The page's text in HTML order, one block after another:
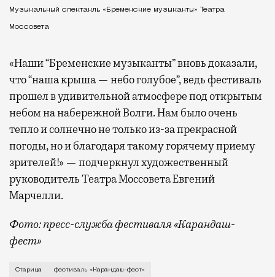
Музыкальный спектакль «Бременские музыканты» Театра
Моссовета
«Наши “Бременские музыканты” вновь доказали,
что “наша крыша — небо голубое”, ведь фестиваль
прошел в удивительной атмосфере под открытым
небом на набережной Волги. Нам было очень
тепло и солнечно не только из-за прекрасной
погоды, но и благодаря такому горячему приему
зрителей!» — подчеркнул художественный
руководитель Театра Моссовета Евгений
Марчелли.
Фото: пресс-служба фестиваля «Карандаш-
фест»
В минувший уикенд маленькая Старица в
Старица фестиваль «Карандаш-фест»